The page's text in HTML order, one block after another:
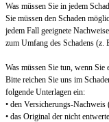
Was müssen Sie in jedem
Sie müssen den Schaden
jedem Fall geeignete
zum Umfang des Schadens (z.
Was müssen Sie tun, wenn Sie
Bitte reichen Sie uns im
folgende Unterlagen ein:
• den Versicherungs-
• das Original der nicht